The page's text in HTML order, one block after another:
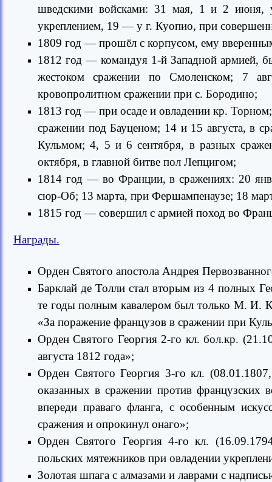
шведскими войсками: 31 мая, 1 и 2 июня,
укреплением, 19 — у г. Куопио, при
1809 год — прошёл с корпусом, ему
1812 год — командуя 1-й Западной армией,
жестоком сражении по Смоленском; 7
кровопролитном сражении при с. Бородино;
1813 год — при осаде и овладении кр.
сражении под Бауценом; 14 и 15 августа, в
Кульмом; 4, 5 и 6 сентября, в разных
октября, в главной битве пол Лепцигом;
1814 год — во Франции, в сражениях: 20
сюр-Об; 13 марта, при Фершампенаузе; 18
1815 год — совершил с армией поход во
Награды.
Орден Святого апостола Андрея
Барклай де Толли стал вторым из 4 полных
те годы полным кавалером был только М. И.
«За поражение французов в сражении при
Орден Святого Георгия 2-го кл. бол.кр.
августа 1812 года»;
Орден Святого Георгия 3-го кл.
оказанных в сражении против французских
впереди праваго фланга, с особенным
сражения и опрокинул онаго»;
Орден Святого Георгия 4-го кл.
польских мятежников при овладении
Золотая шпага с алмазами и лаврами с